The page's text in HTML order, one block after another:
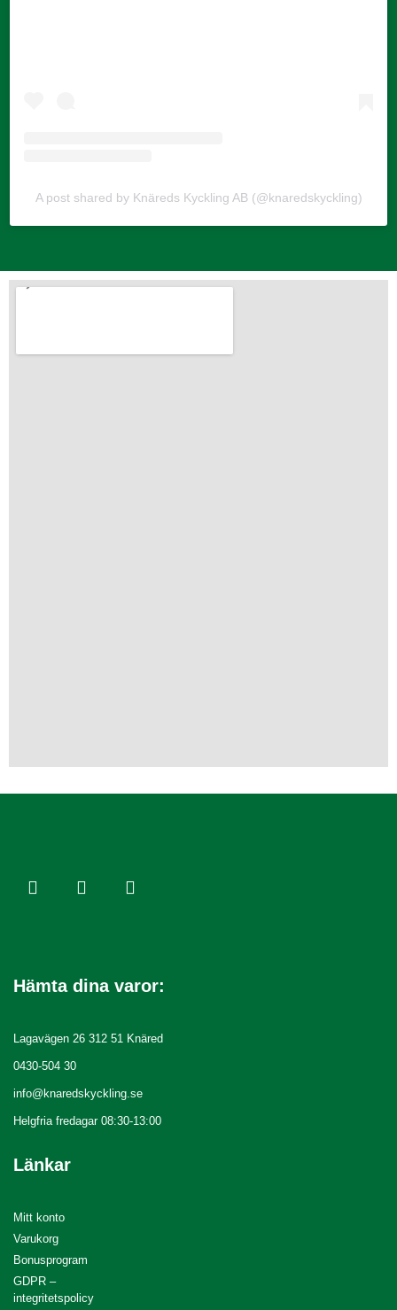
A post shared by Knäreds Kyckling AB (@knaredskyckling)
Hämta dina varor:
Lagavägen 26 312 51 Knäred
0430-504 30
info@knaredskyckling.se
Helgfria fredagar 08:30-13:00
Länkar
Mitt konto
Varukorg
Bonusprogram
GDPR –
integritetspolicy